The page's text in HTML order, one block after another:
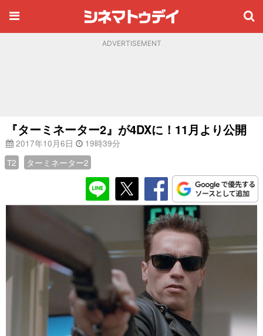
ADVERTISEMENT
『ターミネーター2』が4DXに！11月より公開
2017年10月6日
19時39分
T2
ターミネーター2